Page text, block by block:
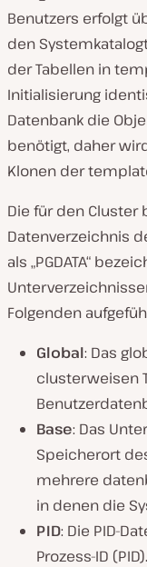
Benutzers erfolgt
den
der Tabellen in
Initialisierung
Datenbank die
benötigt, daher
Klonen der
Die für den
Datenverzeichnis
als „PGDATA“
Folgenden
Global: Das
clusterweisen
Base: Das
Speicherort
mehrere
in denen die
PID: Die PID-
Prozess-ID (PID).